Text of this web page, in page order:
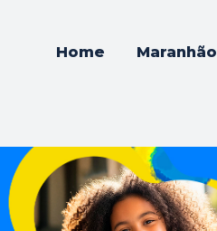
Home Maranhão